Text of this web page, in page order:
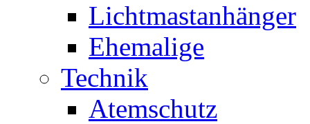
Lichtmastanhänger
Ehemalige
Technik
Atemschutz